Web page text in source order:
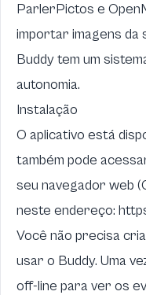
ParlerPictos e
importar imagens da
Buddy tem um
autonomia.
Instalação
O aplicativo está
também pode
seu navegador web
neste endereço:
Você não precisa
usar o Buddy. Uma
off-line para ver os